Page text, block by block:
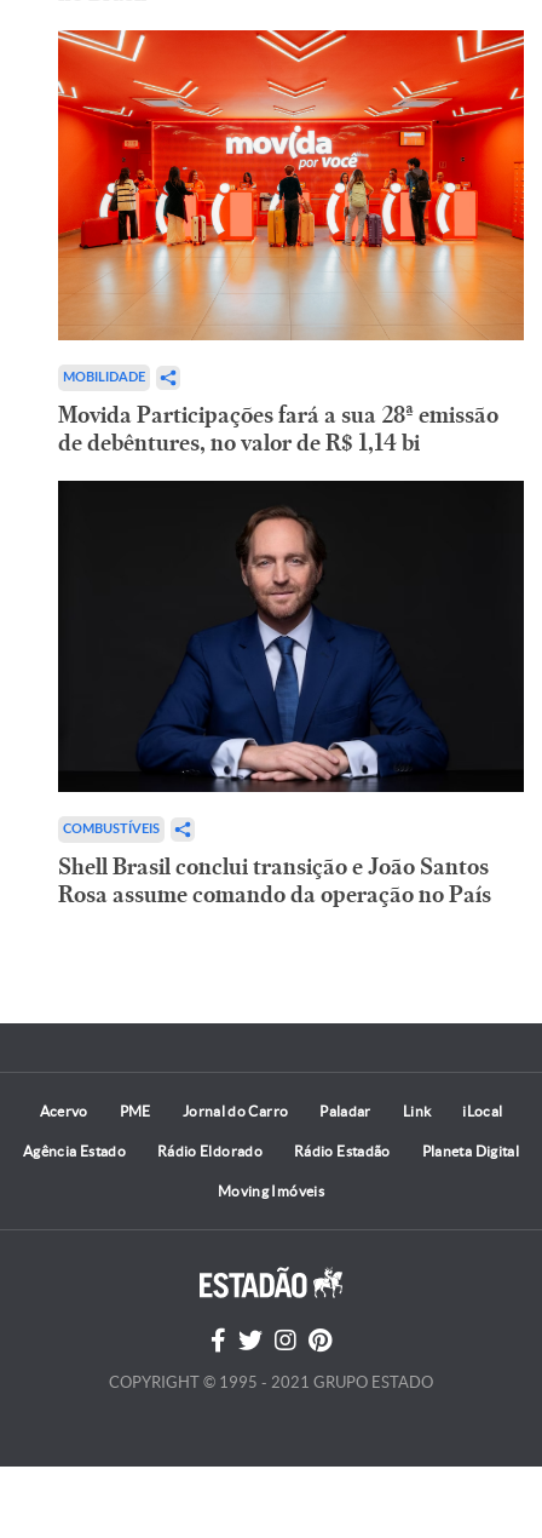
MOBILIDADE
Movida Participações fará a sua 28ª emissão
de debêntures, no valor de R$ 1,14 bi
COMBUSTÍVEIS
Shell Brasil conclui transição e João Santos
Rosa assume comando da operação no País
Acervo PME Jornal do Carro Paladar Link iLocal
Agência Estado Rádio Eldorado Rádio Estadão Planeta Digital
Moving Imóveis
COPYRIGHT © 1995 - 2021 GRUPO ESTADO